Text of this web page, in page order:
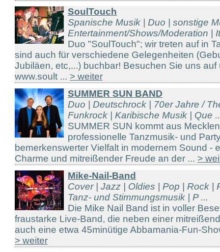
SoulTouch
Spanische Musik | Duo | sonstige
Entertainment/Shows/Moderation |
Duo "SoulTouch"; wir treten auf in
sind auch für verschiedene Gelegenheiten
Jubiläen, etc,...) buchbar! Besuchen Sie uns
www.soult ... > weiter
SUMMER SUN BAND
Duo | Deutschrock | 70er Jahre /
Funkrock | Karibische Musik | Que
SUMMER SUN kommt aus
professionelle Tanzmusik- und
bemerkenswerter Vielfalt in modernem Sound -
Charme und mitreißender Freude an der ... >
Mike-Nail-Band
Cover | Jazz | Oldies | Pop | Rock |
Tanz- und Stimmungsmusik | P ...
Die Mike Nail Band ist in voller
fraustarke Live-Band, die neben einer
auch eine etwa 45minütige Abbamania-Fun-
> weiter